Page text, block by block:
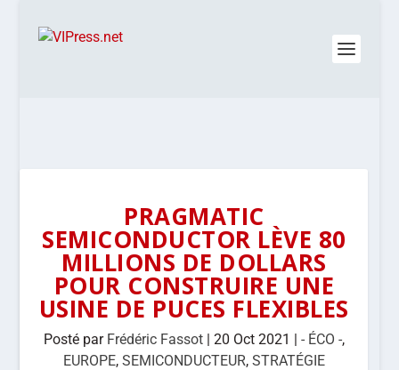
PRAGMATIC
SEMICONDUCTOR LÈVE 80
MILLIONS DE DOLLARS
POUR CONSTRUIRE UNE
USINE DE PUCES FLEXIBLES
Posté par Frédéric Fassot| 20 Oct 2021 | - ÉCO -,
EUROPE, SEMICONDUCTEUR, STRATÉGIE